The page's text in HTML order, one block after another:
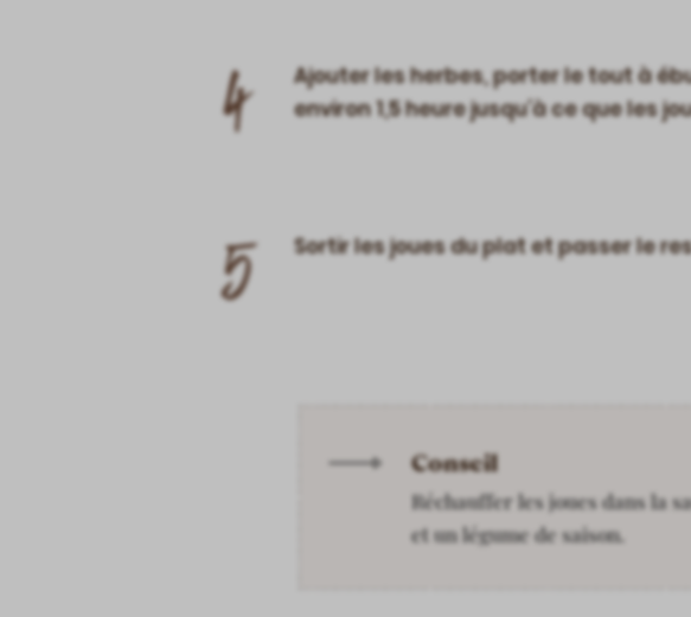
4
Ajouter les herbes, porter le tout à
environ 1,5 heure jusqu’à ce que les
5 Sortir les joues du plat et passer le
Conseil
Réchauffer les joues dans la
et un légume de saison.